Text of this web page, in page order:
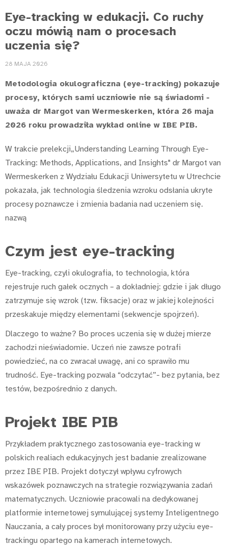
Eye-tracking w edukacji. Co ruchy
oczu mówią nam o procesach
uczenia się?
28 MAJA 2026
Metodologia okulograficzna (eye-tracking) pokazuje
procesy, których sami uczniowie nie są świadomi -
uważa dr Margot van Wermeskerken, która 26 maja
2026 roku prowadziła wykład online w IBE PIB.
W trakcie prelekcji„Understanding Learning Through Eye-
Tracking: Methods, Applications, and Insights" dr Margot van
Wermeskerken z Wydziału Edukacji Uniwersytetu w Utrechcie
pokazała, jak technologia śledzenia wzroku odsłania ukryte
procesy poznawcze i zmienia badania nad uczeniem się.
nazwą
Czym jest eye-tracking
Eye-tracking, czyli okulografia, to technologia, która
rejestruje ruch gałek ocznych – a dokładniej: gdzie i jak długo
zatrzymuje się wzrok (tzw. fiksacje) oraz w jakiej kolejności
przeskakuje między elementami (sekwencje spojrzeń).
Dlaczego to ważne? Bo proces uczenia się w dużej mierze
zachodzi nieświadomie. Uczeń nie zawsze potrafi
powiedzieć, na co zwracał uwagę, ani co sprawiło mu
trudność. Eye-tracking pozwala “odczytać”- bez pytania, bez
testów, bezpośrednio z danych.
Projekt IBE PIB
Przykładem praktycznego zastosowania eye-tracking w
polskich realiach edukacyjnych jest badanie zrealizowane
przez IBE PIB. Projekt dotyczył wpływu cyfrowych
wskazówek poznawczych na strategie rozwiązywania zadań
matematycznych. Uczniowie pracowali na dedykowanej
platformie internetowej symulującej systemy Inteligentnego
Nauczania, a cały proces był monitorowany przy użyciu eye-
trackingu opartego na kamerach internetowych.